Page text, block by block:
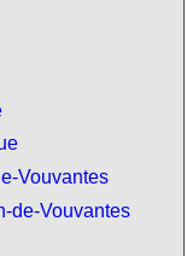
Vouvantes
de-Vouvantes